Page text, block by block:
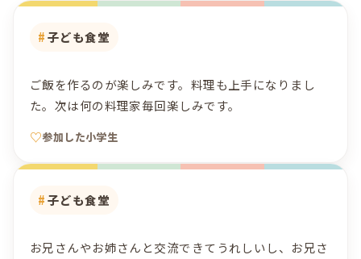
子ども食堂
ご飯を作るのが楽しみです。料理も上手になりまし
た。次は何の料理家毎回楽しみです。
参加した小学生
子ども食堂
お兄さんやお姉さんと交流できてうれしいし、お兄さ